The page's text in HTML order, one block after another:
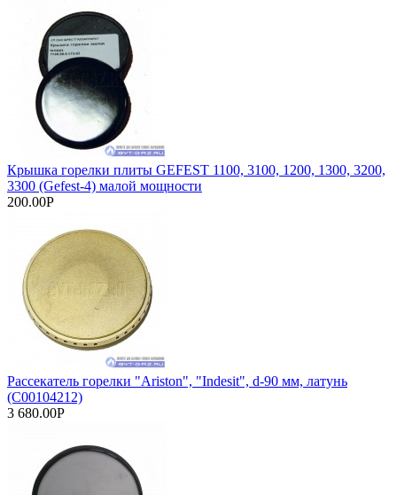
Крышка горелки плиты GEFEST 1100, 3100, 1200, 1300, 3200,
3300 (Gefest-4) малой мощности
200.00Р
Рассекатель горелки "Ariston", "Indesit", d-90 мм, латунь
(C00104212)
3 680.00Р